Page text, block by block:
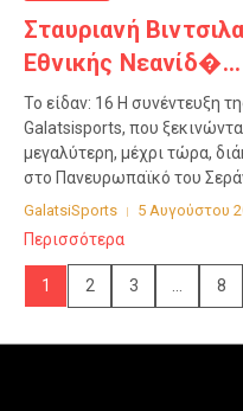
Σταυριανή
Εθνικής Νεανίδ�...
Το είδαν: 16 Η συνέντευξη
Galatsisports, που
μεγαλύτερη, μέχρι τώρα,
στο Πανευρωπαϊκό του
GalatsiSports 5 Αυγούστου
Περισσότερα
1 2 3 ... 8